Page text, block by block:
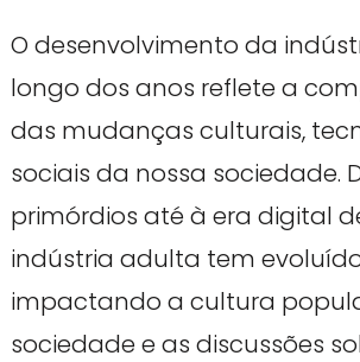
O desenvolvimento da
longo dos anos reflete a
das mudanças culturais,
sociais da nossa sociedade.
primórdios até à era digital
indústria adulta tem
impactando a cultura
sociedade e as discussões